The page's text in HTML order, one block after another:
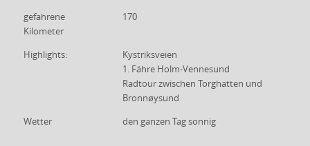
gefahrene
Kilometer
170
Highlights:
Kystriksveien
1. Fähre Holm-Vennesund
Radtour zwischen Torghatten und
Bronnøysund
Wetter
den ganzen Tag sonnig